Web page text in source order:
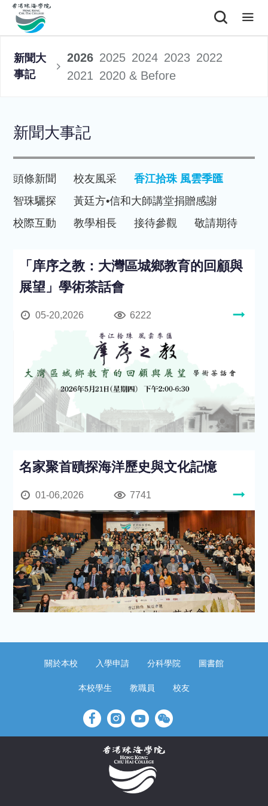
新聞大
事記
2026 2025 2024 2023 2022
2021 2020 & Before
新聞大事記
頭條新聞 校友風采
香江拾珠 風雲季匯
智珠驪探
黃廷方•信和大師講堂捐贈感謝
校際互動
教學相長 接待參觀 敬請期待
「庠序之教：大灣區城鄉教育的回顧與
展望」學術茶話會
05-20,2026 6222
名家聚首賾探海洋歷史與文化記憶
01-06,2026 7741
關於本校 入學申請 分科學院 圖書館
本校學生 教職員 校友